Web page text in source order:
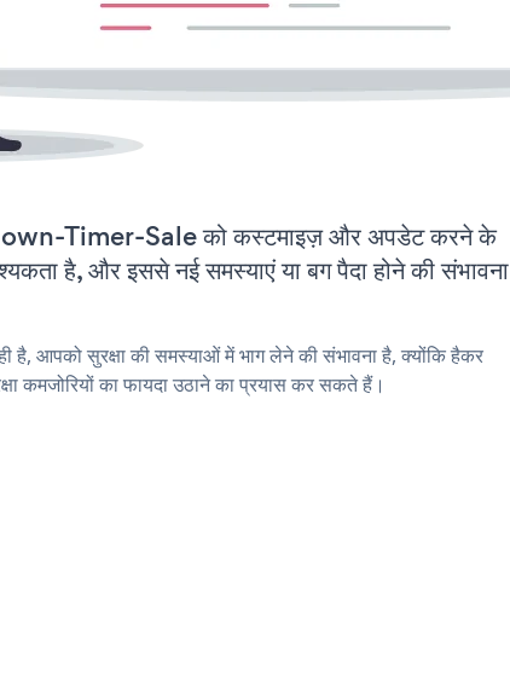
Timer-Sale को कस्टमाइज़ और अपडेट करने के
है, और इससे नई समस्याएं या बग पैदा होने की संभावना
आपको सुरक्षा की समस्याओं में भाग लेने की संभावना है, क्योंकि हैकर
कमजोरियों का फायदा उठाने का प्रयास कर सकते हैं।